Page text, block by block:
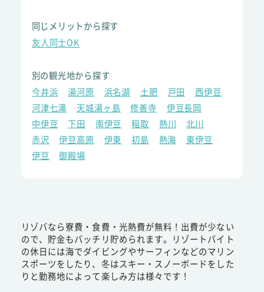
同じメリットから探す
友人同士OK
別の観光地から探す
今井浜
湯河原 浜名湖 土肥 戸田
西伊豆
河津七滝
天城湯ヶ島 修善寺
伊豆長岡
中伊豆
下田 南伊豆 稲取 熱川
北川
赤沢
伊豆高原 伊東 初島 熱海
東伊豆
伊豆
御殿場
リゾバなら寮費・食費・光熱費が無料！出費が少ない
ので、貯金もバッチリ貯められます。リゾートバイト
の休日には海でダイビングやサーフィンなどのマリン
スポーツをしたり、冬はスキー・スノーボードをした
りと勤務地によって楽しみ方は様々です！